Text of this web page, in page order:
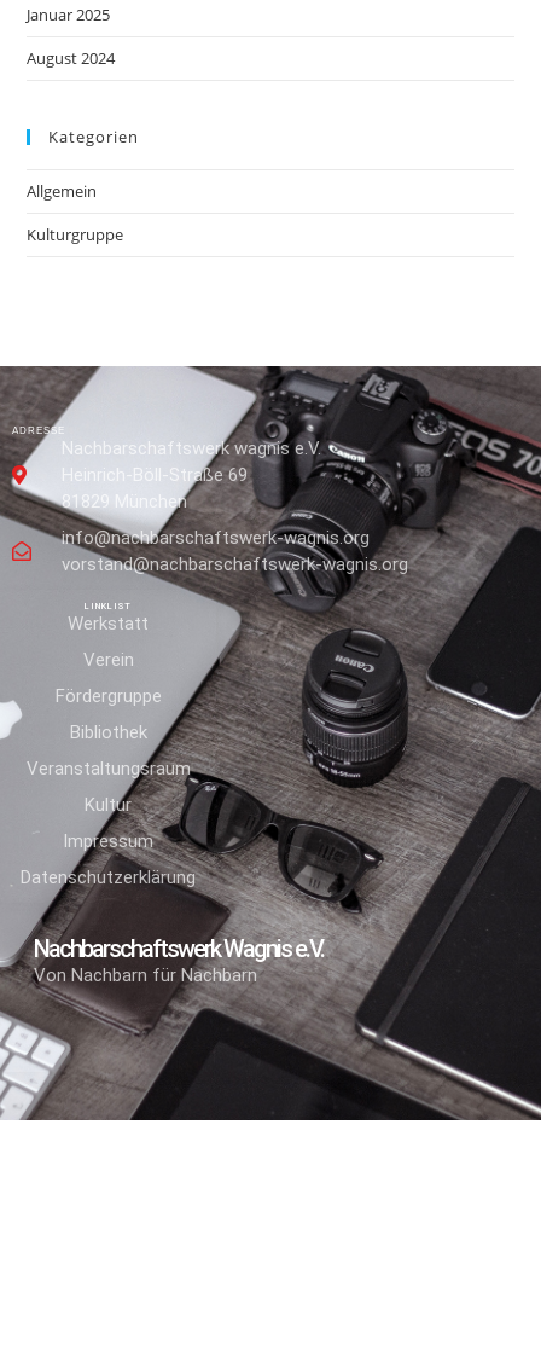
Januar 2025
August 2024
Kategorien
Allgemein
Kulturgruppe
ADRESSE
Nachbarschaftswerk wagnis e.V.
Heinrich-Böll-Straße 69
81829 München
info@nachbarschaftswerk-wagnis.org
vorstand@nachbarschaftswerk-wagnis.org
LINKLIST
Werkstatt
Verein
Fördergruppe
Bibliothek
Veranstaltungsraum
Kultur
Impressum
Datenschutzerklärung
Nachbarschaftswerk Wagnis e.V.
Von Nachbarn für Nachbarn